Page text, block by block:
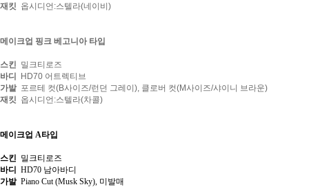
재킷 옵시디언:스텔라(네이비)
메이크업 핑크 베고니아 타입
스킨 밀크티로즈
바디 HD70 어트렉티브
가발 포르테 컷(B사이즈/런던 그레이), 클로버 컷(M사이즈/샤이니 브라운)
재킷 옵시디언:스텔라(차콜)
메이크업 A타입
스킨 밀크티로즈
바디 HD70 남아바디
가발Piano Cut (Musk Sky), 미발매